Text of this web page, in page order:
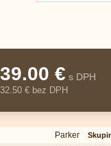
39.00 € s DPH
32.50 € bez DPH
Parker